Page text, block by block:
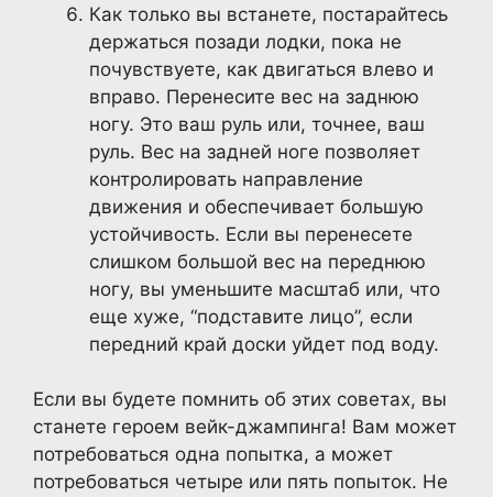
Как только вы встанете, постарайтесь
держаться позади лодки, пока не
почувствуете, как двигаться влево и
вправо. Перенесите вес на заднюю
ногу. Это ваш руль или, точнее, ваш
руль. Вес на задней ноге позволяет
контролировать направление
движения и обеспечивает большую
устойчивость. Если вы перенесете
слишком большой вес на переднюю
ногу, вы уменьшите масштаб или, что
еще хуже, “подставите лицо”, если
передний край доски уйдет под воду.
Если вы будете помнить об этих советах, вы
станете героем вейк-джампинга! Вам может
потребоваться одна попытка, а может
потребоваться четыре или пять попыток. Не